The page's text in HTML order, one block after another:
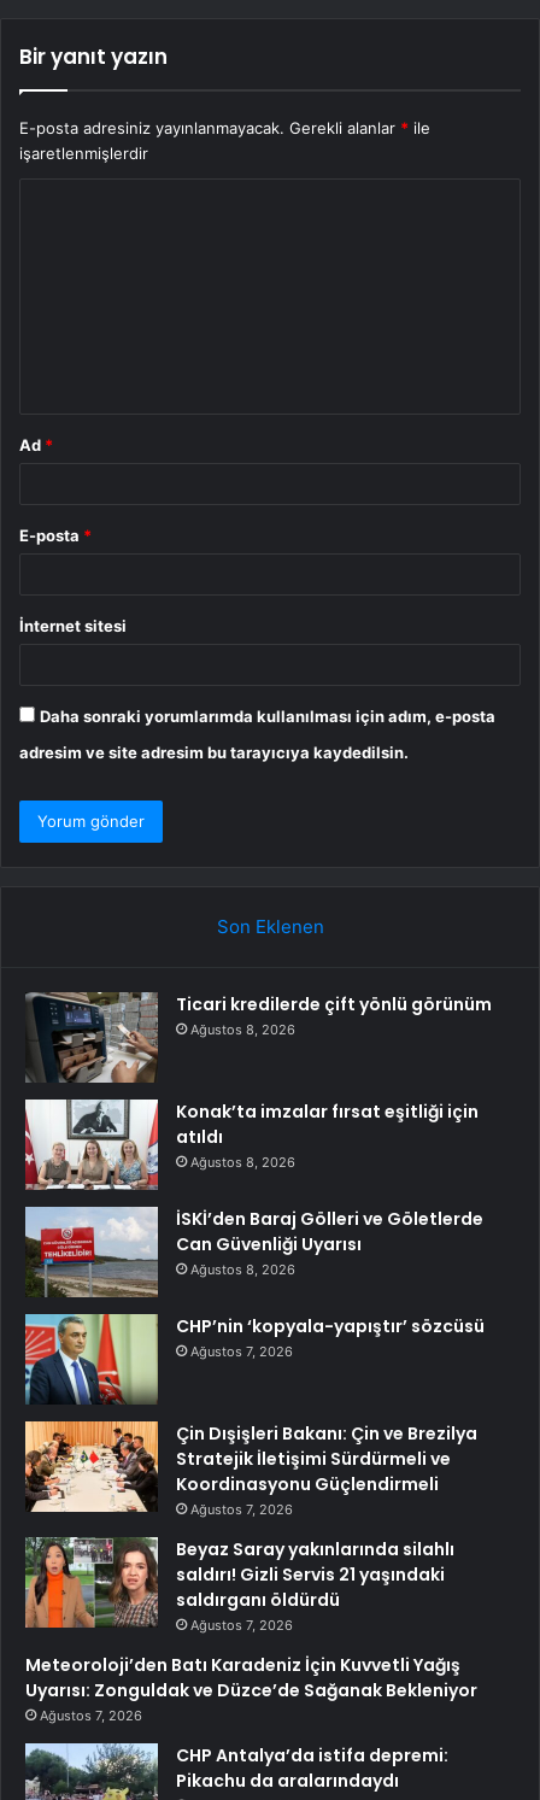
Bir yanıt yazın
E-posta adresiniz yayınlanmayacak. Gerekli alanlar * ile
işaretlenmişlerdir
Ad *
E-posta *
İnternet sitesi
Daha sonraki yorumlarımda kullanılması için adım, e-posta
adresim ve site adresim bu tarayıcıya kaydedilsin.
Son Eklenen
Ticari kredilerde çift yönlü görünüm
Ağustos 8, 2026
Konak’ta imzalar fırsat eşitliği için
atıldı
Ağustos 8, 2026
İSKİ’den Baraj Gölleri ve Göletlerde
Can Güvenliği Uyarısı
Ağustos 8, 2026
CHP’nin ‘kopyala-yapıştır’ sözcüsü
Ağustos 7, 2026
Çin Dışişleri Bakanı: Çin ve Brezilya
Stratejik İletişimi Sürdürmeli ve
Koordinasyonu Güçlendirmeli
Ağustos 7, 2026
Beyaz Saray yakınlarında silahlı
saldırı! Gizli Servis 21 yaşındaki
saldırganı öldürdü
Ağustos 7, 2026
Meteoroloji’den Batı Karadeniz İçin Kuvvetli Yağış
Uyarısı: Zonguldak ve Düzce’de Sağanak Bekleniyor
Ağustos 7, 2026
CHP Antalya’da istifa depremi:
Pikachu da aralarındaydı